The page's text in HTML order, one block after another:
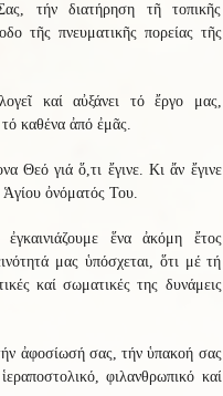
τήν διατήρηση τῆ τοπικῆς
τῆς πνευματικῆς πορείας τῆς
καί αὐξάνει τό ἔργο μας,
τό καθένα ἀπό ἐμᾶς.
Θεό γιά ὅ,τι ἔγινε. Κι ἄν ἔγινε
Ἁγίου ὀνόματός Του.
ἕνα ἀκόμη ἔτος
μας ὑπόσχεται, ὅτι μέ τή
καί σωματικές της δυνάμεις
ἀφοσίωσή σας, τήν ὑπακοή σας
φιλανθρωπικό καί